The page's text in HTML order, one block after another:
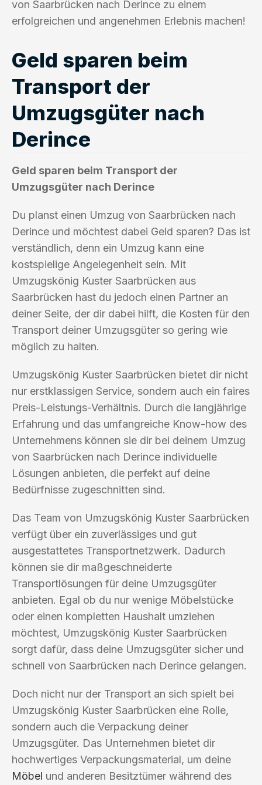
von Saarbrücken nach Derince zu einem
erfolgreichen und angenehmen Erlebnis machen!
Geld sparen beim
Transport der
Umzugsgüter nach
Derince
Geld sparen beim Transport der
Umzugsgüter nach Derince
Du planst einen Umzug von Saarbrücken nach
Derince und möchtest dabei Geld sparen? Das ist
verständlich, denn ein Umzug kann eine
kostspielige Angelegenheit sein. Mit
Umzugskönig Kuster Saarbrücken aus
Saarbrücken hast du jedoch einen Partner an
deiner Seite, der dir dabei hilft, die Kosten für den
Transport deiner Umzugsgüter so gering wie
möglich zu halten.
Umzugskönig Kuster Saarbrücken bietet dir nicht
nur erstklassigen Service, sondern auch ein faires
Preis-Leistungs-Verhältnis. Durch die langjährige
Erfahrung und das umfangreiche Know-how des
Unternehmens können sie dir bei deinem Umzug
von Saarbrücken nach Derince individuelle
Lösungen anbieten, die perfekt auf deine
Bedürfnisse zugeschnitten sind.
Das Team von Umzugskönig Kuster Saarbrücken
verfügt über ein zuverlässiges und gut
ausgestattetes Transportnetzwerk. Dadurch
können sie dir maßgeschneiderte
Transportlösungen für deine Umzugsgüter
anbieten. Egal ob du nur wenige Möbelstücke
oder einen kompletten Haushalt umziehen
möchtest, Umzugskönig Kuster Saarbrücken
sorgt dafür, dass deine Umzugsgüter sicher und
schnell von Saarbrücken nach Derince gelangen.
Doch nicht nur der Transport an sich spielt bei
Umzugskönig Kuster Saarbrücken eine Rolle,
sondern auch die Verpackung deiner
Umzugsgüter. Das Unternehmen bietet dir
hochwertiges Verpackungsmaterial, um deine
Möbel und anderen Besitztümer während des